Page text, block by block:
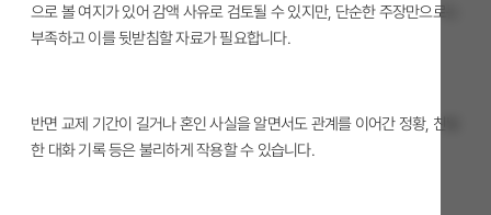
으로 볼 여지가 있어 감액 사유로 검토될 수 있지만, 단순한 주장만으로는
부족하고 이를 뒷받침할 자료가 필요합니다.
반면 교제 기간이 길거나 혼인 사실을 알면서도 관계를 이어간 정황, 친밀
한 대화 기록 등은 불리하게 작용할 수 있습니다.